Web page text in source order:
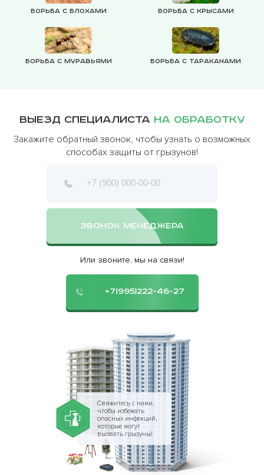
Борьба с блохами Борьба с крысами
Борьба с муравьями Борьба с тараканами
Выезд специалиста на обработку
Закажите обратный звонок, чтобы узнать о возможных
способах защиты от грызунов!
ЗВОНОК МЕНЕДЖЕРА
Или звоните, мы на связи!
+7(995)222-46-27
Свяжитесь с нами,
чтобы избежать
опасных инфекций,
которые могут
вызвать грызуны!